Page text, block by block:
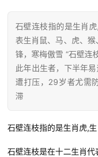
石壁连枝指的是生肖
表生肖鼠、马、虎、
锋，寒梅傲雪 “石壁连
此年出生者，下半年
遭打压，29岁者尤需
滞
石壁连枝指的是生肖虎,
石壁连枝是在十二生肖